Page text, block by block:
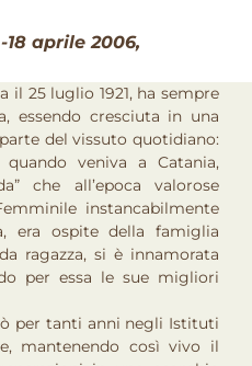
18 aprile 2006,
il 25 luglio 1921, ha sempre
essendo cresciuta in una
del vissuto quotidiano:
veniva a Catania,
che all’epoca valorose
instancabilmente
era ospite della famiglia
ragazza, si è innamorata
per essa le sue migliori
per tanti anni negli Istituti
mantenendo così vivo il